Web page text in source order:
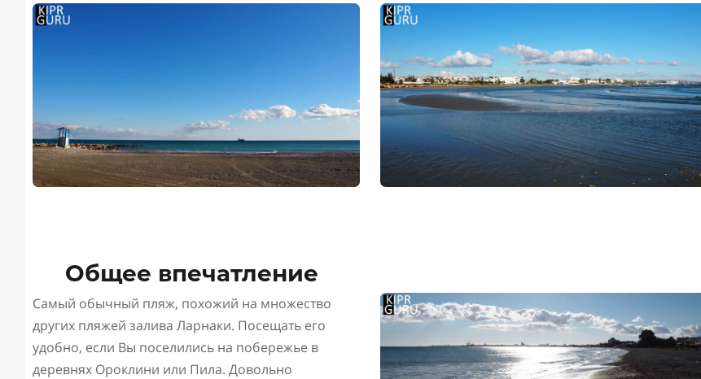
Общее впечатление
Самый обычный пляж, похожий на множество
других пляжей залива Ларнаки. Посещать его
удобно, если Вы поселились на побережье в
деревнях Ороклини или Пила. Довольно